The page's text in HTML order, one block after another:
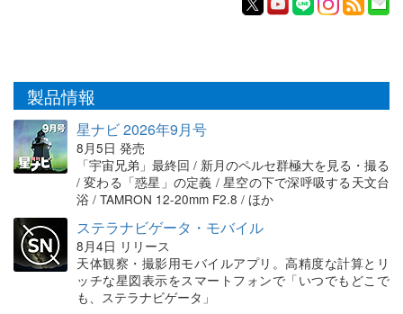
製品情報
星ナビ 2026年9月号
8月5日 発売
「宇宙兄弟」最終回 / 新月のペルセ群極大を見る・撮る
/ 変わる「惑星」の定義 / 星空の下で深呼吸する天文台
浴 / TAMRON 12-20mm F2.8 / ほか
ステラナビゲータ・モバイル
8月4日 リリース
天体観察・撮影用モバイルアプリ。高精度な計算とリ
ッチな星図表示をスマートフォンで「いつでもどこで
も、ステラナビゲータ」